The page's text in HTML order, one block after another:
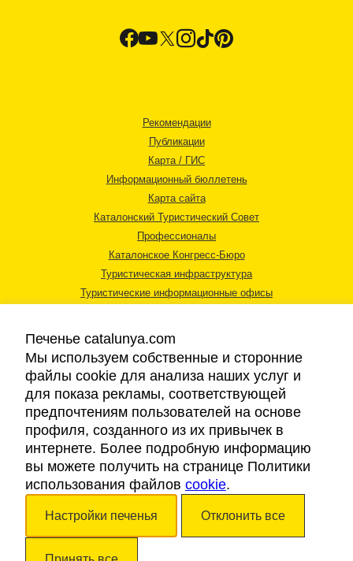
Рекомендации
Публикации
Карта / ГИС
Информационный бюллетень
Карта сайта
Каталонский Туристический Совет
Профессионалы
Каталонское Конгресс-Бюро
Туристическая инфраструктура
Туристические информационные офисы
Правовая информация
Cookies
Доступность
Авторские права © 2026. Каталонский Туристический Совет. Все права
Печенье catalunya.com
Мы используем собственные и сторонние
файлы cookie для анализа наших услуг и
для показа рекламы, соответствующей
предпочтениям пользователей на основе
профиля, созданного из их привычек в
интернете. Более подробную информацию
вы можете получить на странице Политики
использования файлов cookie.
Настройки печенья Отклонить все